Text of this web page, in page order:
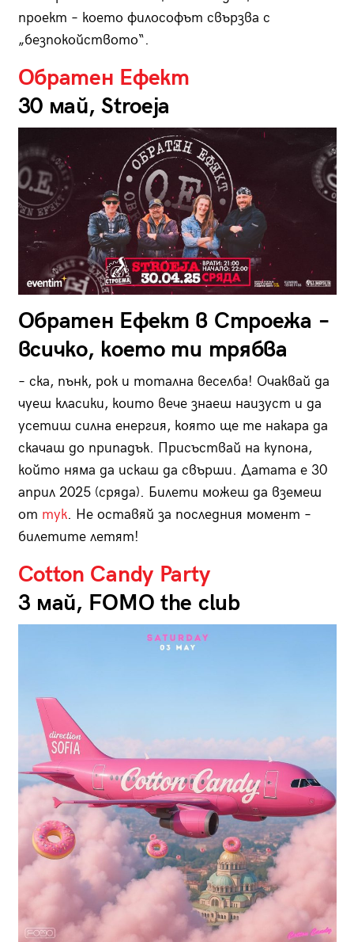
проект – което философът свързва с
„безпокойството“.
Обратен Ефект
30 май, Stroeja
Обратен Ефект в Строежа –
всичко, което ти трябва
– ска, пънк, рок и тотална веселба! Очаквай да
чуеш класики, които вече знаеш наизуст и да
усетиш силна енергия, която ще те накара да
скачаш до припадък. Присъствай на купона,
който няма да искаш да свърши. Датата е 30
април 2025 (сряда). Билети можеш да вземеш
от тук. Не оставяй за последния момент –
билетите летят!
Cotton Candy Party
3 май, FOMO the club